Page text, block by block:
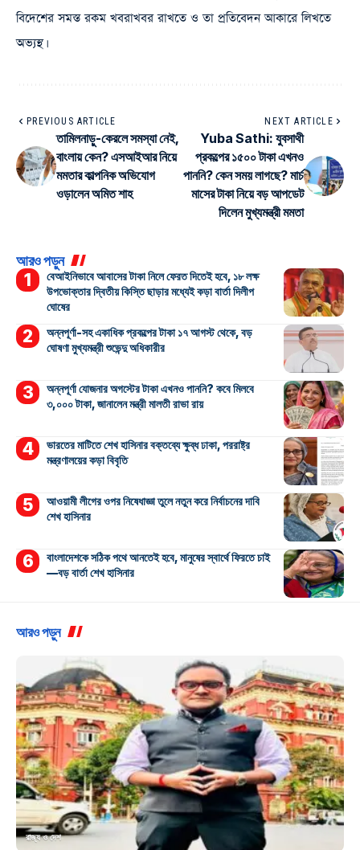
বিদেশের সমস্ত রকম খবরাখবর রাখতে ও তা প্রতিবেদন আকারে লিখতে
অভ্যস্থ।
PREVIOUS ARTICLE
তামিলনাড়ু-কেরলে সমস্যা নেই,
বাংলায় কেন? এসআইআর নিয়ে
মমতার কাল্পনিক অভিযোগ
ওড়ালেন অমিত শাহ
NEXT ARTICLE
Yuba Sathi: যুবসাথী
প্রকল্পের ১৫০০ টাকা এখনও
পাননি? কেন সময় লাগছে? মার্চ
মাসের টাকা নিয়ে বড় আপডেট
দিলেন মুখ্যমন্ত্রী মমতা
আরও পড়ুন
বেআইনিভাবে আবাসের টাকা নিলে ফেরত দিতেই হবে, ১৮ লক্ষ
উপভোক্তার দ্বিতীয় কিস্তি ছাড়ার মধ্যেই কড়া বার্তা দিলীপ
ঘোষের
অন্নপূর্ণা-সহ একাধিক প্রকল্পের টাকা ১৭ আগস্ট থেকে, বড়
ঘোষণা মুখ্যমন্ত্রী শুভেন্দু অধিকারীর
অন্নপূর্ণা যোজনার অগস্টের টাকা এখনও পাননি? কবে মিলবে
৩,০০০ টাকা, জানালেন মন্ত্রী মালতী রাভা রায়
ভারতের মাটিতে শেখ হাসিনার বক্তব্যে ক্ষুব্ধ ঢাকা, পররাষ্ট্র
মন্ত্রণালয়ের কড়া বিবৃতি
আওয়ামী লীগের ওপর নিষেধাজ্ঞা তুলে নতুন করে নির্বাচনের দাবি
শেখ হাসিনার
বাংলাদেশকে সঠিক পথে আনতেই হবে, মানুষের স্বার্থে ফিরতে চাই
—বড় বার্তা শেখ হাসিনার
আরও পড়ুন
রাজ্য ও দেশ